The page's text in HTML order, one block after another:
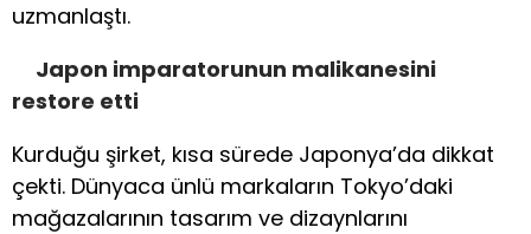
uzmanlaştı.
Japon imparatorunun malikanesini
restore etti
Kurduğu şirket, kısa sürede Japonya’da dikkat
çekti. Dünyaca ünlü markaların Tokyo’daki
mağazalarının tasarım ve dizaynlarını